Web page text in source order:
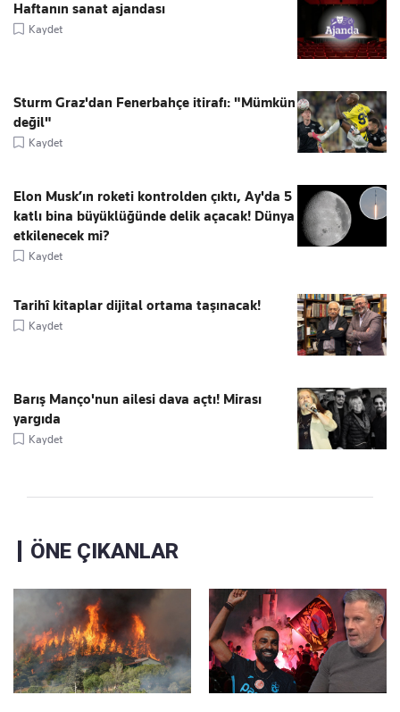
Haftanın sanat ajandası
Kaydet
Sturm Graz'dan Fenerbahçe itirafı: "Mümkün
değil"
Kaydet
Elon Musk’ın roketi kontrolden çıktı, Ay'da 5
katlı bina büyüklüğünde delik açacak! Dünya
etkilenecek mi?
Kaydet
Tarihî kitaplar dijital ortama taşınacak!
Kaydet
Barış Manço'nun ailesi dava açtı! Mirası
yargıda
Kaydet
ÖNE ÇIKANLAR